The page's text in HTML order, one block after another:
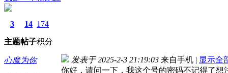
3
主题
14
帖子
174
积分
心魔为你 发表于 2025-2-3 21:19:03 来自手机 | 显示全
你好，请问一下，我这个号的密码不记得了